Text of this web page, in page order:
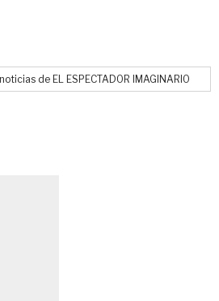
de EL ESPECTADOR IMAGINARIO